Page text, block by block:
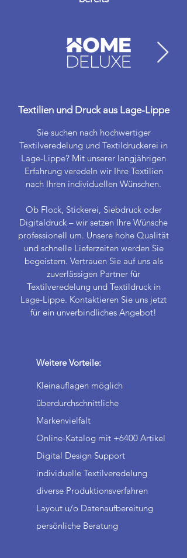
Textilien und Druck aus Lage-Lippe
Sie suchen nach hochwertiger
Textilveredelung und Textildruckerei in
Lage-Lippe? Mit unserer langjährigen
Erfahrung veredeln wir Ihre Textilien
nach Ihren individuellen Wünschen.
Ob Flock, Stickerei, Siebdruck oder
Digitaldruck – wir setzen Ihre Wünsche
professionell um. Unsere hohe Qualität
und schnelle Lieferzeiten werden Sie
begeistern. Vertrauen Sie auf uns als
zuverlässigen Partner für
Textilveredelung und Textildruck in
Lage-Lippe. Kontaktieren Sie uns jetzt
für ein unverbindliches Angebot!
Weitere Vorteile:
Kleinauflagen möglich
überdurchschnittliche
Markenvielfalt
Online-Katalog mit +6400 Artikel
Digital Design Support
individuelle Textilveredelung
diverse Produktionsverfahren
Layout u/o Datenaufbereitung
persönliche Beratung